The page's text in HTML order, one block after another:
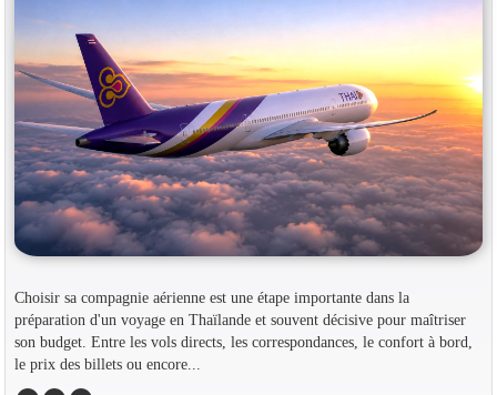
Choisir sa compagnie aérienne est une étape importante dans la
préparation d'un voyage en Thaïlande et souvent décisive pour maîtriser
son budget. Entre les vols directs, les correspondances, le confort à bord,
le prix des billets ou encore...